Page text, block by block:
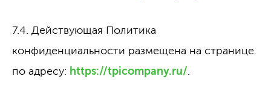
7.4. Действующая Политика
конфиденциальности размещена на странице
по адресу: https://tpicompany.ru/.